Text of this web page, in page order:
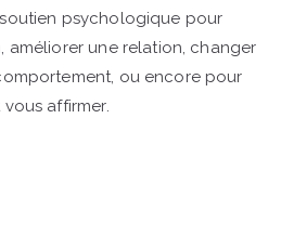
psychologique pour
améliorer une relation, changer
ou encore pour
affirmer.